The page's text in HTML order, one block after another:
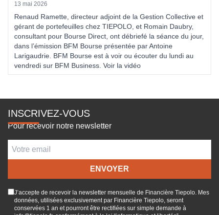
13 mai 2026
Renaud Ramette, directeur adjoint de la Gestion Collective et
gérant de portefeuilles chez TIEPOLO, et Romain Daubry,
consultant pour Bourse Direct, ont débriefé la séance du jour,
dans l’émission BFM Bourse présentée par Antoine
Larigaudrie. BFM Bourse est à voir ou écouter du lundi au
vendredi sur BFM Business. Voir la vidéo
INSCRIVEZ-VOUS
Pour recevoir notre newsletter
J’accepte de recevoir la newsletter mensuelle de Financière Tiepolo. Mes
données, utilisées exclusivement par Financière Tiepolo, seront
conservées 1 an et pourront être rectifiées sur simple demande à